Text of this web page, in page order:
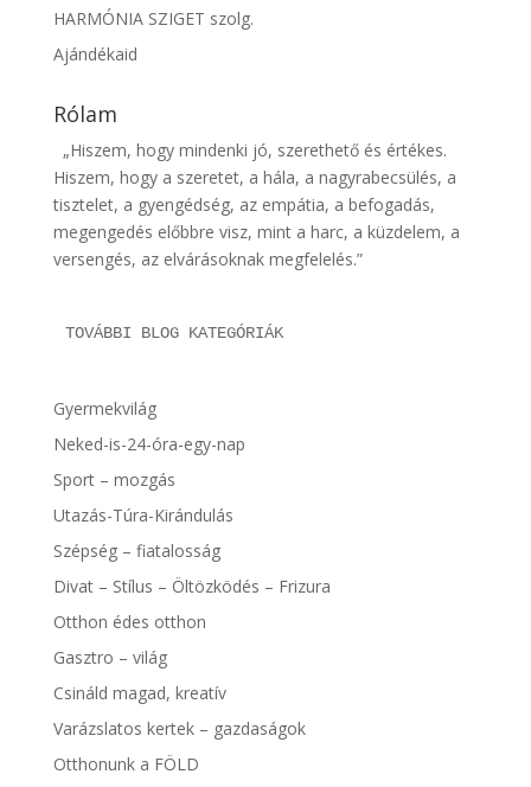
HARMÓNIA SZIGET szolg.
Ajándékaid
Rólam
„Hiszem, hogy mindenki jó, szerethető és értékes.
Hiszem, hogy a szeretet, a hála, a nagyrabecsülés, a
tisztelet, a gyengédség, az empátia, a befogadás,
megengedés előbbre visz, mint a harc, a küzdelem, a
versengés, az elvárásoknak megfelelés.”
TOVÁBBI BLOG KATEGÓRIÁK
Gyermekvilág
Neked-is-24-óra-egy-nap
Sport – mozgás
Utazás-Túra-Kirándulás
Szépség – fiatalosság
Divat – Stílus – Öltözködés – Frizura
Otthon édes otthon
Gasztro – világ
Csináld magad, kreatív
Varázslatos kertek – gazdaságok
Otthonunk a FÖLD